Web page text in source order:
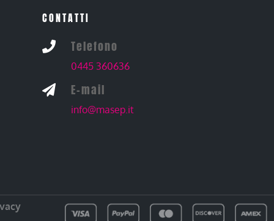
CONTATTI
 Telefono
0445 360636
 E-mail
info@masep.it